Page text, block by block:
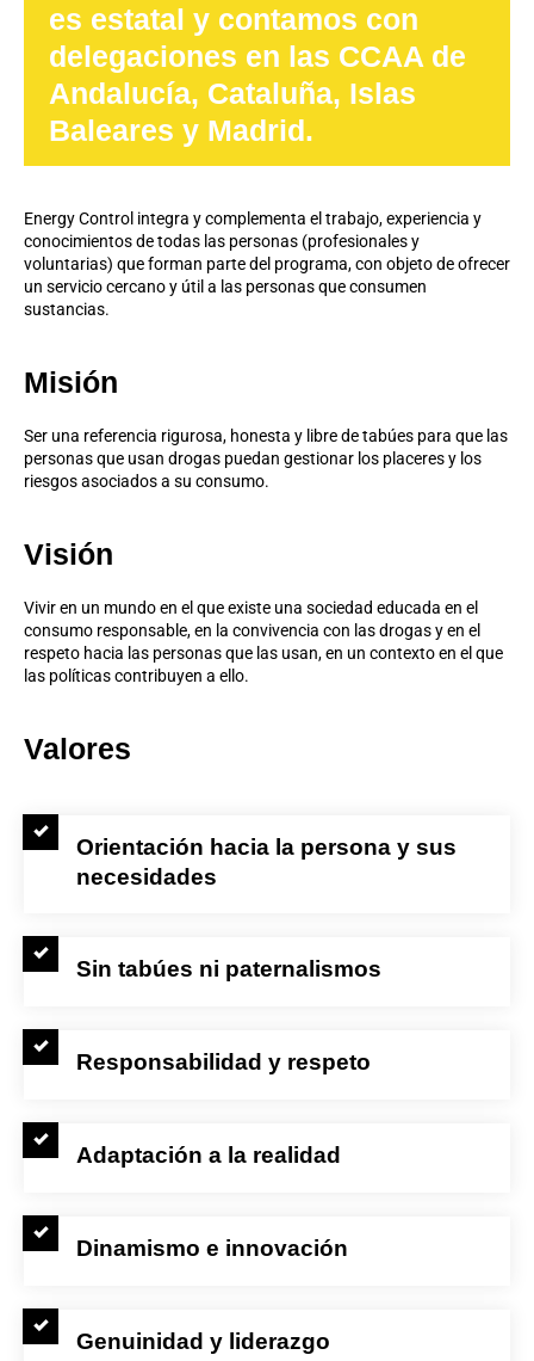
es estatal y contamos con
delegaciones en las CCAA de
Andalucía, Cataluña, Islas
Baleares y Madrid.
Energy Control integra y complementa el trabajo, experiencia y
conocimientos de todas las personas (profesionales y
voluntarias) que forman parte del programa, con objeto de ofrecer
un servicio cercano y útil a las personas que consumen
sustancias.
Misión
Ser una referencia rigurosa, honesta y libre de tabúes para que las
personas que usan drogas puedan gestionar los placeres y los
riesgos asociados a su consumo.
Visión
Vivir en un mundo en el que existe una sociedad educada en el
consumo responsable, en la convivencia con las drogas y en el
respeto hacia las personas que las usan, en un contexto en el que
las políticas contribuyen a ello.
Valores
Orientación hacia la persona y sus
necesidades
Sin tabúes ni paternalismos
Responsabilidad y respeto
Adaptación a la realidad
Dinamismo e innovación
Genuinidad y liderazgo